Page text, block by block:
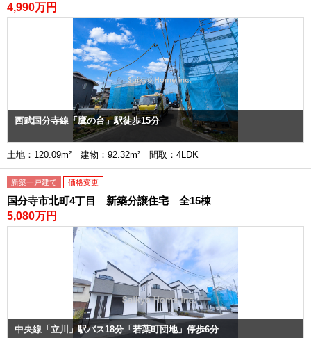
4,990万円
西武国分寺線「鷹の台」駅徒歩15分
土地：120.09m² 建物：92.32m² 間取：4LDK
新築一戸建て 価格変更
国分寺市北町4丁目 新築分譲住宅 全15棟
5,080万円
中央線「立川」駅バス18分「若葉町団地」停歩6分